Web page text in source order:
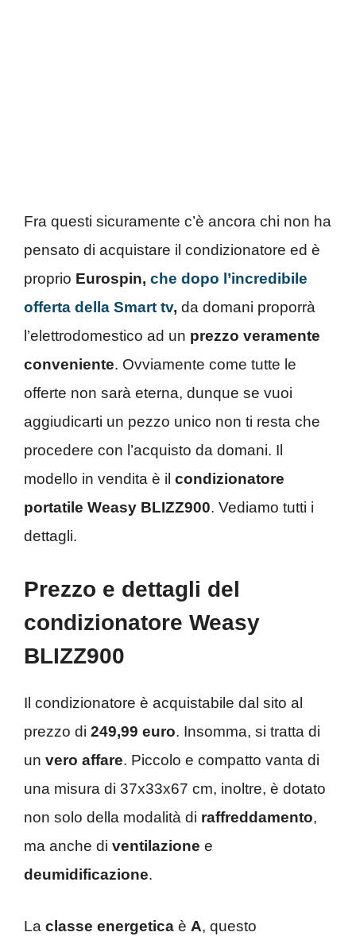
Fra questi sicuramente c’è ancora chi non ha
pensato di acquistare il condizionatore ed è
proprio Eurospin, che dopo l’incredibile
offerta della Smart tv, da domani proporrà
l’elettrodomestico ad un prezzo veramente
conveniente. Ovviamente come tutte le
offerte non sarà eterna, dunque se vuoi
aggiudicarti un pezzo unico non ti resta che
procedere con l’acquisto da domani. Il
modello in vendita è il condizionatore
portatile Weasy BLIZZ900. Vediamo tutti i
dettagli.
Prezzo e dettagli del
condizionatore Weasy
BLIZZ900
Il condizionatore è acquistabile dal sito al
prezzo di 249,99 euro. Insomma, si tratta di
un vero affare. Piccolo e compatto vanta di
una misura di 37x33x67 cm, inoltre, è dotato
non solo della modalità di raffreddamento,
ma anche di ventilazione e
deumidificazione.
La classe energetica è A, questo